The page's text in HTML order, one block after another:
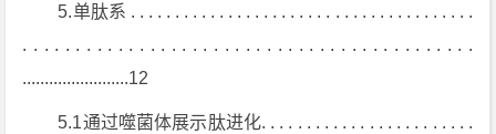
5.单肽系 . . . . . . . . . . . . . . . . . . . . . . . . . . . . . . . . . . . . . . .
. . . . . . . . . . . . . . . . . . . . . . . . . . . . . . . . . . . . . . . . . . .
........................12
5.1通过噬菌体展示肽进化. . . . . . . . . . . . . . . . . . . . . . . .